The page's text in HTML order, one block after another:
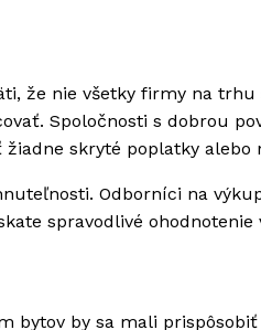
že nie všetky firmy na trhu
Spoločnosti s dobrou
skryté poplatky alebo
Odborníci na
spravodlivé ohodnotenie
bytov by sa mali